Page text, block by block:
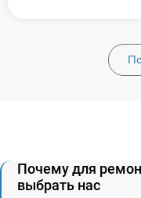
Почему для
выбрать нас